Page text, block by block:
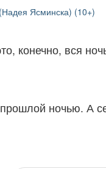
Ясминска) (10+)
конечно, вся
ночью. А